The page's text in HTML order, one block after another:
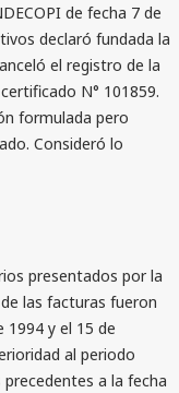
de fecha 7 de
declaró fundada la
el registro de la
N° 101859.
formulada pero
Consideró lo
presentados por la
las facturas fueron
y el 15 de
al periodo
a la fecha